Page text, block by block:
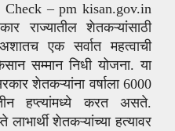
– pm kisan.gov.in
राज्यातील शेतकऱ्यांसाठी
एक सर्वात महत्वाची
सम्मान निधी योजना. या
शेतकऱ्यांना वर्षाला 6000
हप्त्यांमध्ये करत असते.
शेतकऱ्यांच्या हत्यावर